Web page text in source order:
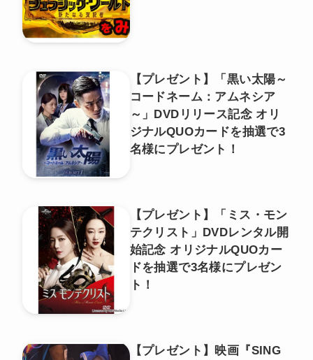
【プレゼント】「黒い太陽～
コードネーム：アムネシア
～」DVDリリース記念 オリ
ジナルQUOカードを抽選で3
名様にプレゼント！
【プレゼント】「ミス・モン
テクリスト」DVDレンタル開
始記念 オリジナルQUOカー
ドを抽選で3名様にプレゼン
ト！
【プレゼント】映画『SING